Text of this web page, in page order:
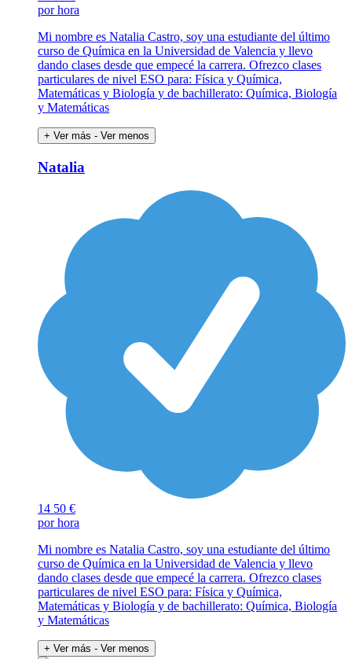
por hora
Mi nombre es Natalia Castro, soy una estudiante del último
curso de Química en la Universidad de Valencia y llevo
dando clases desde que empecé la carrera. Ofrezco clases
particulares de nivel ESO para: Física y Química,
Matemáticas y Biología y de bachillerato: Química, Biología
y Matemáticas
+ Ver más - Ver menos
Natalia
14 50 €
por hora
Mi nombre es Natalia Castro, soy una estudiante del último
curso de Química en la Universidad de Valencia y llevo
dando clases desde que empecé la carrera. Ofrezco clases
particulares de nivel ESO para: Física y Química,
Matemáticas y Biología y de bachillerato: Química, Biología
y Matemáticas
+ Ver más - Ver menos